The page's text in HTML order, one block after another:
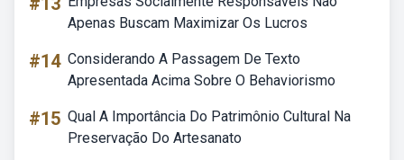
Apenas Buscam Maximizar Os Lucros
#14 Considerando A Passagem De Texto
Apresentada Acima Sobre O Behaviorismo
#15 Qual A Importância Do Patrimônio Cultural Na
Preservação Do Artesanato